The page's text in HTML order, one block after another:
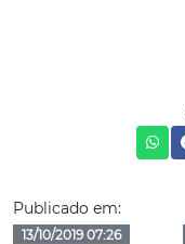
Publicado em:
13/10/2019 07:26